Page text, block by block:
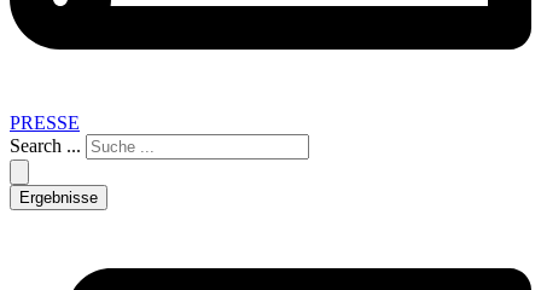
PRESSE
Search ...
Ergebnisse